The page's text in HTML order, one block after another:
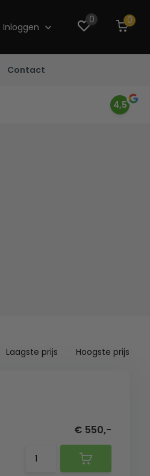
Inloggen
0 0
Contact
4,5
Laagste prijs Hoogste prijs
€ 550,-